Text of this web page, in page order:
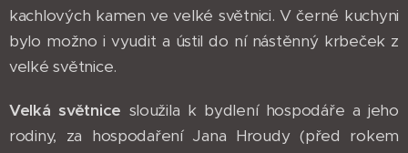
kachlových kamen ve velké světnici. V černé kuchyni
bylo možno i vyudit a ústil do ní nástěnný krbeček z
velké světnice.
Velká světnice sloužila k bydlení hospodáře a jeho
rodiny, za hospodaření Jana Hroudy (před rokem